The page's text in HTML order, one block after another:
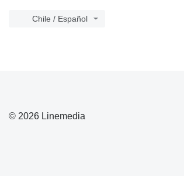
Chile / Español
© 2026 Linemedia